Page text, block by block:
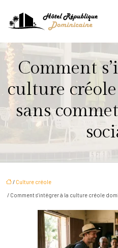
Comment
culture
sans
/ Culture créole
/ Comment s’intégrer à la culture créole